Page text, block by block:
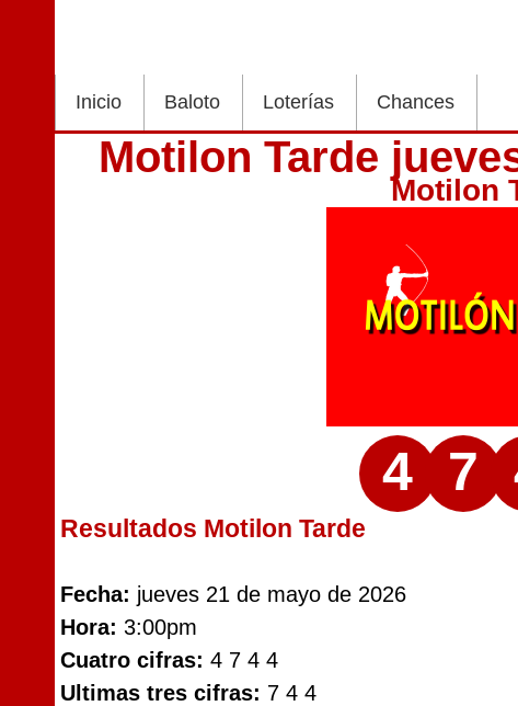
Inicio Baloto Loterías Chances
Motilon Tarde
Motilon
4 7
Resultados Motilon Tarde
Fecha: jueves 21 de mayo de 2026
Hora: 3:00pm
Cuatro cifras: 4 7 4 4
Ultimas tres cifras: 7 4 4